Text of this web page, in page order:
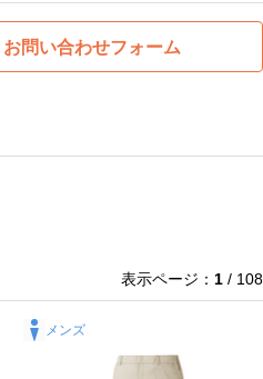
お問い合わせフォーム
表示ページ： 1 / 108
メンズ